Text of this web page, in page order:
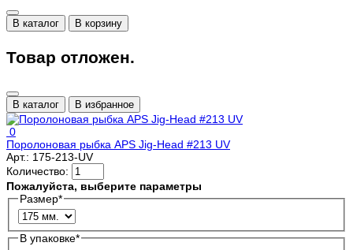
В каталог В корзину
Товар отложен.
В каталог В избранное
0
Поролоновая рыбка APS Jig-Head #213 UV
Арт.: 175-213-UV
Количество:
Пожалуйста, выберите параметры
Размер*
В упаковке*